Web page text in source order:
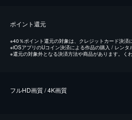
ポイント還元
※40％ポイント還元の対象は、クレジットカード決済
※iOSアプリのUコイン決済による作品の購入 / レンタ
※還元の対象外となる決済方法や商品があります。く
フルHD画質 / 4K画質